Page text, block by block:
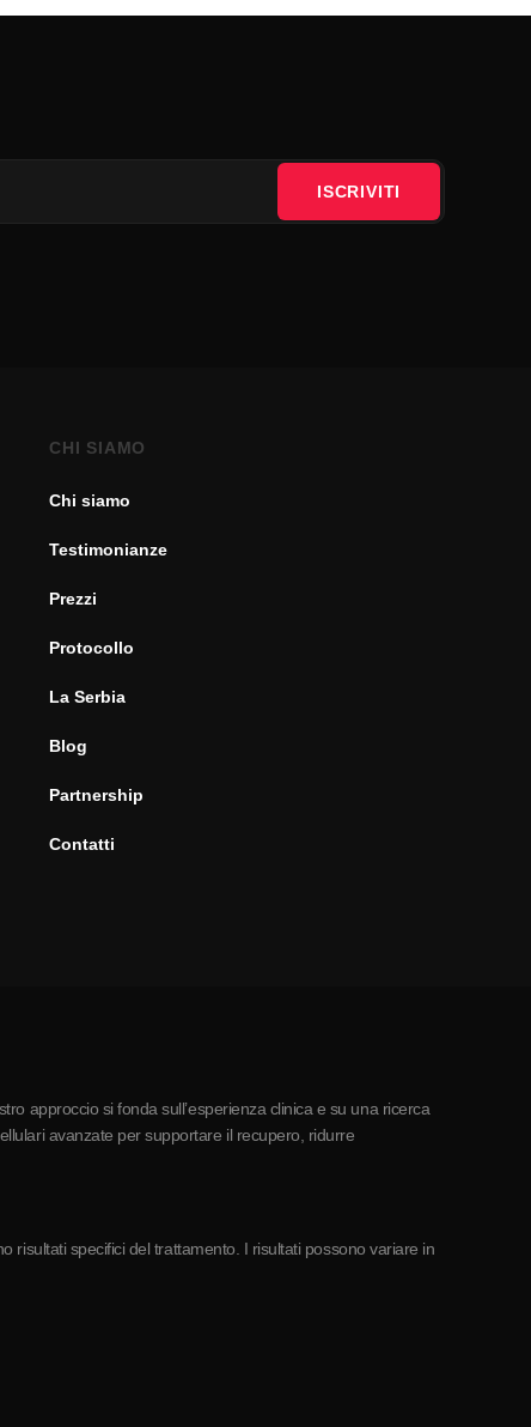
ISCRIVITI
CHI SIAMO
Chi siamo
Testimonianze
Prezzi
Protocollo
La Serbia
Blog
Partnership
Contatti
approccio si fonda sull’esperienza clinica e su una ricerca
avanzate per supportare il recupero, ridurre
risultati specifici del trattamento. I risultati possono variare in